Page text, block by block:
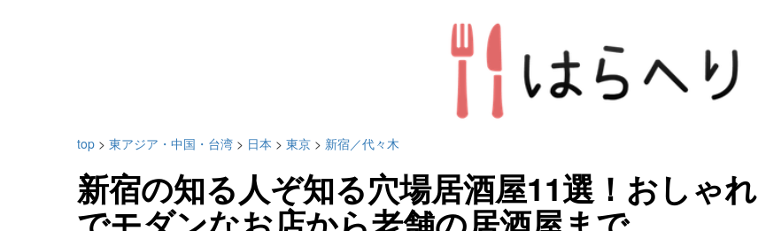
top > 東アジア・中国・台湾 > 日本 > 東京 > 新宿／代々木
新宿の知る人ぞ知る穴場居酒屋11選！おしゃれ